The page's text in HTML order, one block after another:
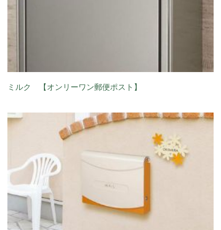
ミルク 【オンリーワン郵便ポスト】